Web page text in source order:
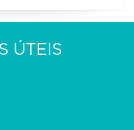
ÚTEIS